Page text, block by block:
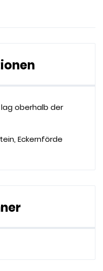
oberhalb der
Eckernförde